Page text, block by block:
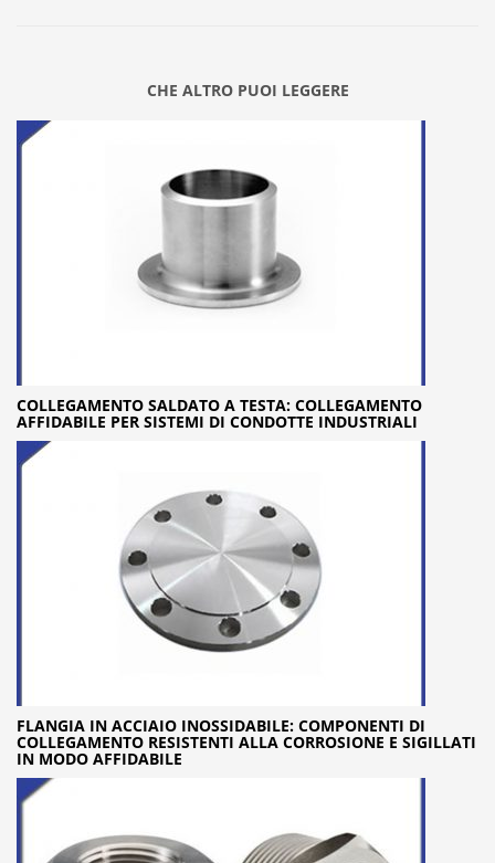
CHE ALTRO PUOI LEGGERE
COLLEGAMENTO SALDATO A TESTA: COLLEGAMENTO
AFFIDABILE PER SISTEMI DI CONDOTTE INDUSTRIALI
FLANGIA IN ACCIAIO INOSSIDABILE: COMPONENTI DI
COLLEGAMENTO RESISTENTI ALLA CORROSIONE E SIGILLATI
IN MODO AFFIDABILE